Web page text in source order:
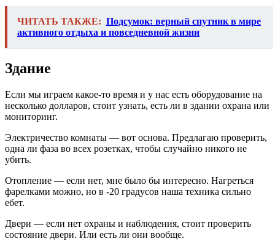
ЧИТАТЬ ТАКЖЕ: Подсумок: верный спутник в мире
активного отдыха и повседневной жизни
Здание
Если мы играем какое-то время и у нас есть оборудование на
несколько долларов, стоит узнать, есть ли в здании охрана или
мониторинг.
Электричество комнаты — вот основа. Предлагаю проверить,
одна ли фаза во всех розетках, чтобы случайно никого не
убить.
Отопление — если нет, мне было бы интересно. Нагреться
фарелками можно, но в -20 градусов наша техника сильно
ебет.
Двери — если нет охраны и наблюдения, стоит проверить
состояние двери. Или есть ли они вообще.